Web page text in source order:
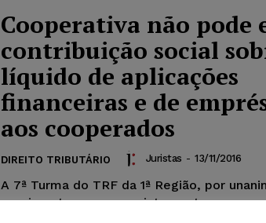
Cooperativa não pode
contribuição social
líquido de aplicações
financeiras e de
aos cooperados
DIREITO TRIBUTÁRIO Juristas - 13/11/2016
A 7ª Turma do TRF da 1ª Região, por
provimento ao recurso interposto por uma